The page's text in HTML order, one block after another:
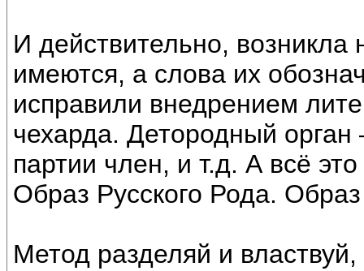
И действительно, возникла
имеются, а слова их
исправили внедрением
чехарда. Детородный орган
партии член, и т.д. А всё
Образ Русского Рода.
Метод разделяй и